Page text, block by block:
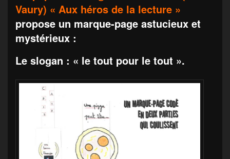
Vaury) « Aux héros de la lecture »
propose un marque-page astucieux et
mystérieux :
Le slogan : « le tout pour le tout ».